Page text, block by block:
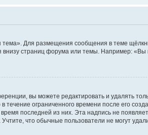
Для размещения сообщения в теме
страниц форума или темы. Например:
вы можете редактировать и удалять
течение ограниченного времени после его
последней из них. Эта надпись не
что обычные пользователи не могут